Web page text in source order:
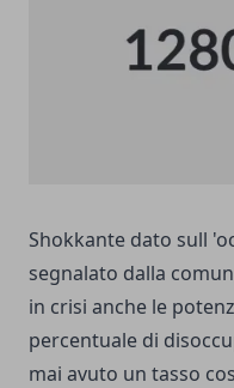
Shokkante dato sull
segnalato dalla
in crisi anche le
percentuale di
mai avuto un tasso